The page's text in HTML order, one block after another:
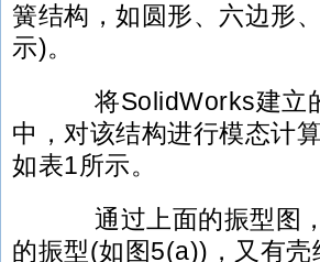
簧结构，如圆形、六边形
示)。
将SolidWorks建立的
中，对该结构进行模态计
如表1所示。
通过上面的振型图，
的振型(如图5(a))，又有